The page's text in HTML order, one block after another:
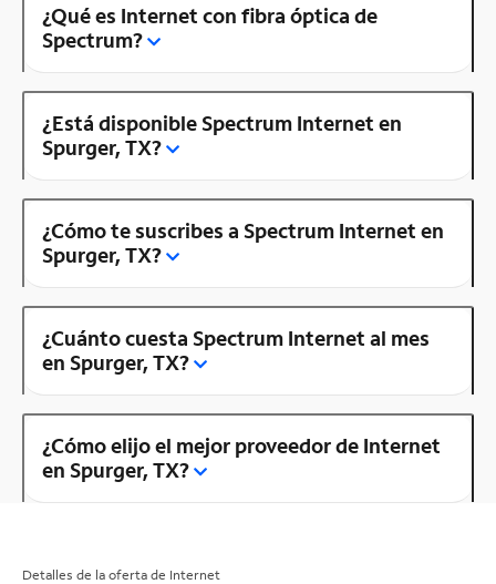
¿Qué es Internet con fibra óptica de
Spectrum?
¿Está disponible Spectrum Internet en
Spurger, TX?
¿Cómo te suscribes a Spectrum Internet en
Spurger, TX?
¿Cuánto cuesta Spectrum Internet al mes
en Spurger, TX?
¿Cómo elijo el mejor proveedor de Internet
en Spurger, TX?
Detalles de la oferta de Internet